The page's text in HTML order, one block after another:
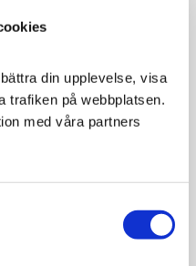
din upplevelse, visa
trafiken på webbplatsen.
med våra partners